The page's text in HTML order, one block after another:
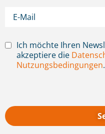
Ich möchte Ihren
akzeptiere die
Nutzungsbedingungen.